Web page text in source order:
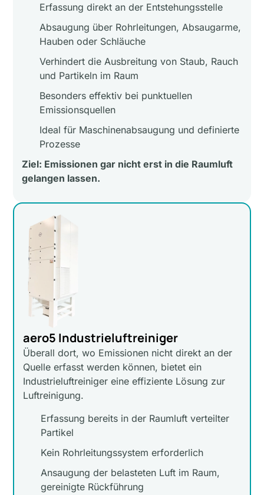
Erfassung direkt an der Entstehungsstelle
Absaugung über Rohrleitungen, Absaugarme,
Hauben oder Schläuche
Verhindert die Ausbreitung von Staub, Rauch
und Partikeln im Raum
Besonders effektiv bei punktuellen
Emissionsquellen
Ideal für Maschinenabsaugung und definierte
Prozesse
Ziel: Emissionen gar nicht erst in die Raumluft
gelangen lassen.
aero5 Industrieluftreiniger
Überall dort, wo Emissionen nicht direkt an der
Quelle erfasst werden können, bietet ein
Industrieluftreiniger eine effiziente Lösung zur
Luftreinigung.
Erfassung bereits in der Raumluft verteilter
Partikel
Kein Rohrleitungssystem erforderlich
Ansaugung der belasteten Luft im Raum,
gereinigte Rückführung